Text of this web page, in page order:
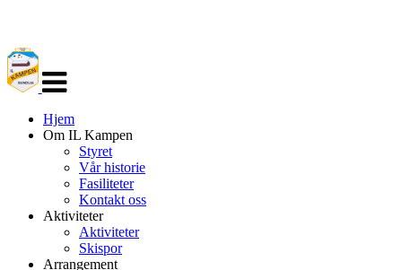
navigasjon
Hjem
Om IL Kampen
Styret
Vår historie
Fasiliteter
Kontakt oss
Aktiviteter
Aktiviteter
Skispor
Arrangement